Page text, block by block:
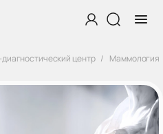
центр Маммология